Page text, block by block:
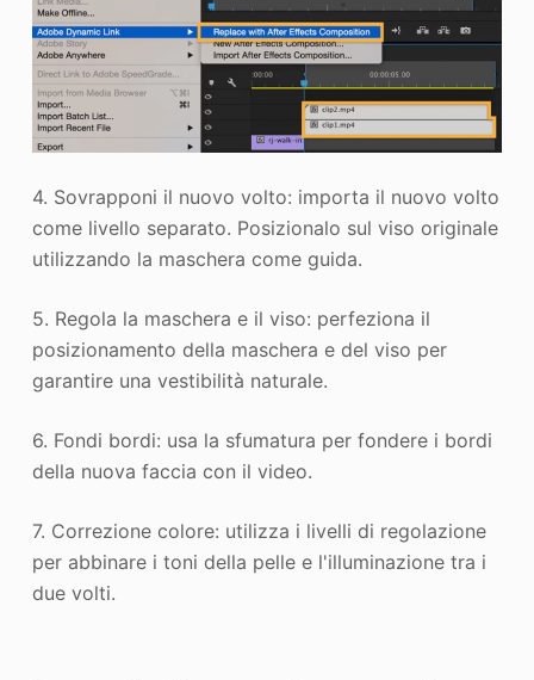
4. Sovrapponi il nuovo volto: importa il nuovo volto
come livello separato. Posizionalo sul viso originale
utilizzando la maschera come guida.
5. Regola la maschera e il viso: perfeziona il
posizionamento della maschera e del viso per
garantire una vestibilità naturale.
6. Fondi bordi: usa la sfumatura per fondere i bordi
della nuova faccia con il video.
7. Correzione colore: utilizza i livelli di regolazione
per abbinare i toni della pelle e l'illuminazione tra i
due volti.